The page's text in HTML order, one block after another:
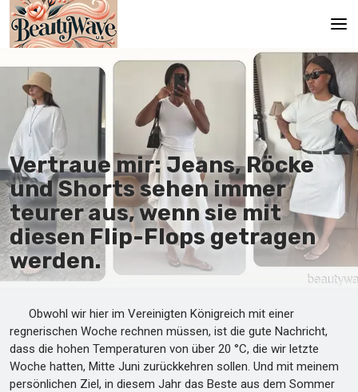
Hauptseite
En
Es
Ru
It
De
Vertraue mir: Jeans, Röcke
und Shorts sehen immer
teurer aus, wenn sie mit
diesen Flip-Flops getragen
werden.
Obwohl wir hier im Vereinigten Königreich mit einer
regnerischen Woche rechnen müssen, ist die gute Nachricht,
dass die hohen Temperaturen von über 20 °C, die wir letzte
Woche hatten, Mitte Juni zurückkehren sollen. Und mit meinem
persönlichen Ziel, in diesem Jahr das Beste aus dem Sommer